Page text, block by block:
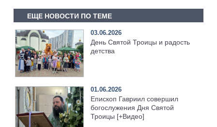
ЕЩЕ НОВОСТИ ПО ТЕМЕ
03.06.2026
День Святой Троицы и радость
детства
01.06.2026
Епископ Гавриил совершил
богослужения Дня Святой
Троицы [+Видео]